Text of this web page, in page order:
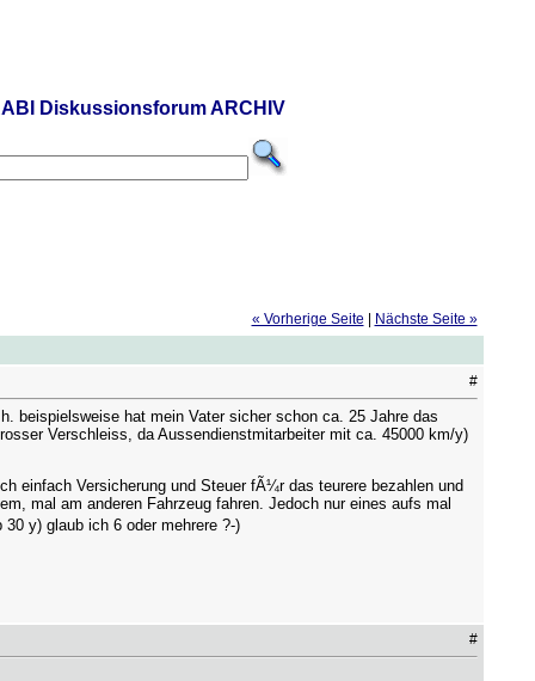
Diskussionsforum ARCHIV
« Vorherige Seite Nächste Seite »
#
beispielsweise hat mein Vater sicher schon ca. 25 Jahre das
Verschleiss, da Aussendienstmitarbeiter mit ca. 45000 km/y)
einfach Versicherung und Steuer fÃ¼r das teurere bezahlen und
mal am anderen Fahrzeug fahren. Jedoch nur eines aufs mal
y) glaub ich 6 oder mehrere ?-)
#